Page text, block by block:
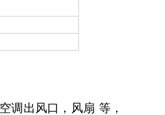
调出风口，风扇 等，